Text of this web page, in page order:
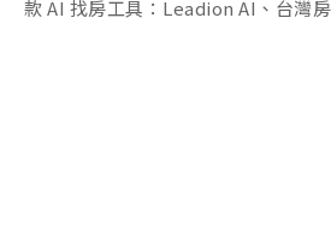
款 AI 找房工具：Leadion AI、台灣